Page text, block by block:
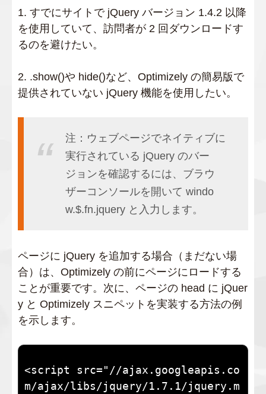
1. すでにサイトで jQuery バージョン 1.4.2 以降
を使用していて、訪問者が 2 回ダウンロードす
るのを避けたい。
2. .show()や hide()など、Optimizely の簡易版で
提供されていない jQuery 機能を使用したい。
注：ウェブページでネイティブに
実行されている jQuery のバー
ジョンを確認するには、ブラウ
ザーコンソールを開いて windo
w.$.fn.jquery と入力します。
ページに jQuery を追加する場合（まだない場
合）は、Optimizely の前にページにロードする
ことが重要です。次に、ページの head に jQuer
y と Optimizely スニペットを実装する方法の例
を示します。
<script src="//ajax.googleapis.co
m/ajax/libs/jquery/1.7.1/jquery.m